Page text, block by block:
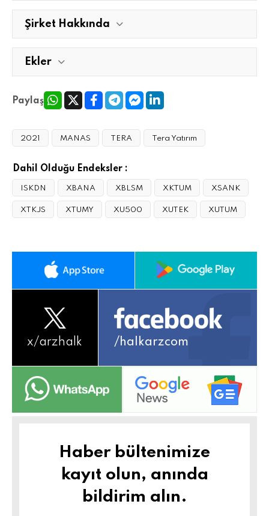
Şirket Hakkında
Ekler
Paylaş
2021 MANAS TERA Tera Yatırım
Dahil Olduğu Endeksler :
ISKDN XBANA XBLSM XKTUM XSANK
XTKJS XTUMY XU500 XUTEK XUTUM
x/arzhalk /halkarzcom
Haber bültenimize
kayıt olun, anında
bildirim alın.